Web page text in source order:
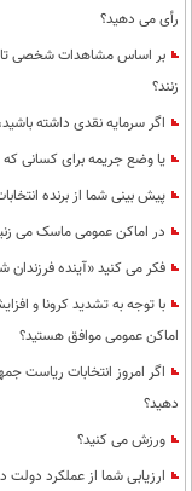
رأی می دهید؟
بر اساس مشاهدات شخصی
زنند؟
اگر سرمایه نقدی داشته
یا وضع جریمه برای کسانی
پیش بینی شما از برنده
در اماکن عمومی ماسک می
فکر می کنید «آینده
با توجه به تشدید کرونا و
اماکن عمومی موافق هستید؟
دهید؟
ورزش می کنید؟
ارزیابی شما از عملکرد دولت